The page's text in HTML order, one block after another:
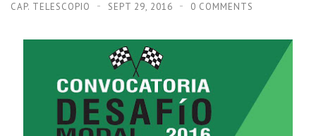
CAP. TELESCOPIO SEPT 29, 2016 0 COMMENTS